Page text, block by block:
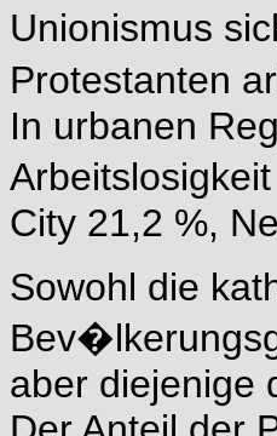
Unionismus
Protestanten
In urbanen
City 21,2 %,
Sowohl die
aber diejenige